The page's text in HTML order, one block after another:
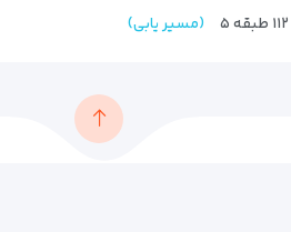
(مسیر یابی)